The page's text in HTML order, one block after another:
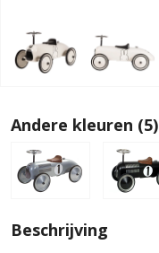
Andere kleuren (5)
Beschrijving